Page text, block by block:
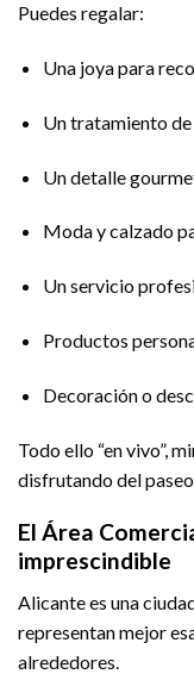
Puedes regalar:
Una joya para
Un tratamiento
Un detalle
Moda y calzado
Un servicio
Productos
Decoración o
Todo ello “en vivo”,
disfrutando del paseo.
El Área
imprescindible
Alicante es una
representan mejor
alrededores.